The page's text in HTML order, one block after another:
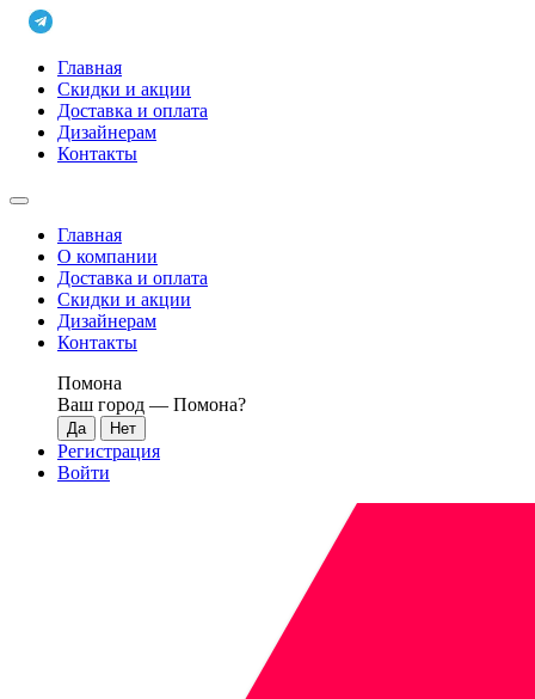
Главная
Скидки и акции
Доставка и оплата
Дизайнерам
Контакты
Главная
О компании
Доставка и оплата
Скидки и акции
Дизайнерам
Контакты
Помона
Ваш город — Помона?
Регистрация
Войти